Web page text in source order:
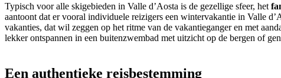
Typisch voor alle skigebieden in Valle d’Aosta is de gezellige sfeer, het
aantoont dat er vooral individuele reizigers een wintervakantie in Valle
vakanties, dat wil zeggen op het ritme van de vakantieganger en met
lekker ontspannen in een buitenzwembad met uitzicht op de bergen of
Een authentieke reisbestemming